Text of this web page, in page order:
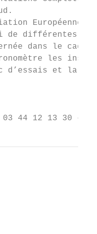
de différentes
dans le
les
d’essais et la
44 12 13 30 –